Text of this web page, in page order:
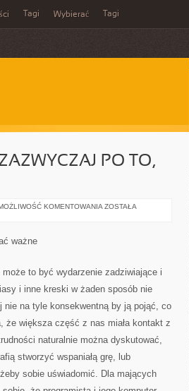
Tagi Wybierać Tagi
PO TO,
KOMENTOWANIA PIECZĄTKI
ISTOTNE
ZOSTAŁA
ważne
to być wydarzenie zadziwiające i
i inne kreski w żaden sposób nie
nie na tyle konsekwentną by ją pojąć, co
że większa część z nas miała kontakt z
naturalnie można dyskutować,
stworzyć wspaniałą grę, lub
sobie uświadomić. Dla mających